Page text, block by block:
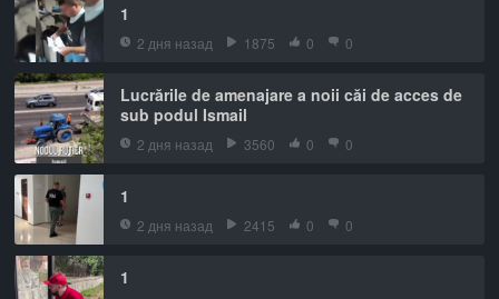
1
2 дня назад 1875 0 0
Lucrările de amenajare a noii căi de acces de
sub podul Ismail
2 дня назад 3560 0 0
1
2 дня назад 2415 0 0
1